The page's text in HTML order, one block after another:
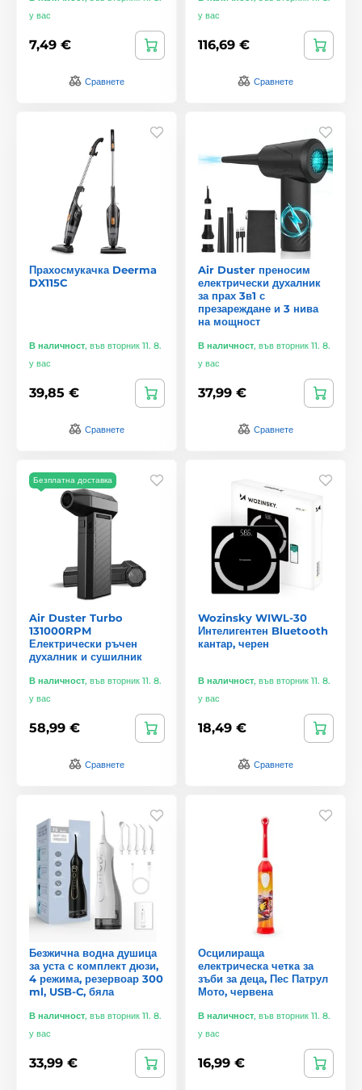
у вас
7,49 €
Сравнете
у вас
116,69 €
Сравнете
Прахосмукачка Deerma
DX115C
В наличност, във вторник 11. 8.
у вас
39,85 €
Сравнете
Air Duster преносим
електрически духалник
за прах 3в1 с
презареждане и 3 нива
на мощност
В наличност, във вторник 11. 8.
у вас
37,99 €
Сравнете
Безплатна доставка
Air Duster Turbo
131000RPM
Електрически ръчен
духалник и сушилник
В наличност, във вторник 11. 8.
у вас
58,99 €
Сравнете
Wozinsky WIWL-30
Интелигентен Bluetooth
кантар, черен
В наличност, във вторник 11. 8.
у вас
18,49 €
Сравнете
Безжична водна душица
за уста с комплект дюзи,
4 режима, резервоар 300
ml, USB-C, бяла
В наличност, във вторник 11. 8.
у вас
33,99 €
Осцилираща
електрическа четка за
зъби за деца, Пес Патрул
Мото, червена
В наличност, във вторник 11. 8.
у вас
16,99 €